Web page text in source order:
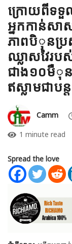
ក្រោយពីទទួ
អ្នកកាន់ស
ភាពបិុនប្រ
ឈ្លាសវៃរ
ជាង១០មឺុន
ឥស្លាមជាបន្
Camm
1 minute read
Spread the love